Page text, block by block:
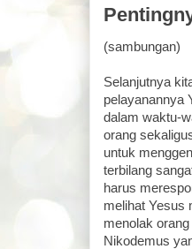
(sambungan)
Selanjutnya
pelayanannya
dalam waktu-
orang
untuk
terbilang
harus
melihat Yesus
menolak
Nikodemus